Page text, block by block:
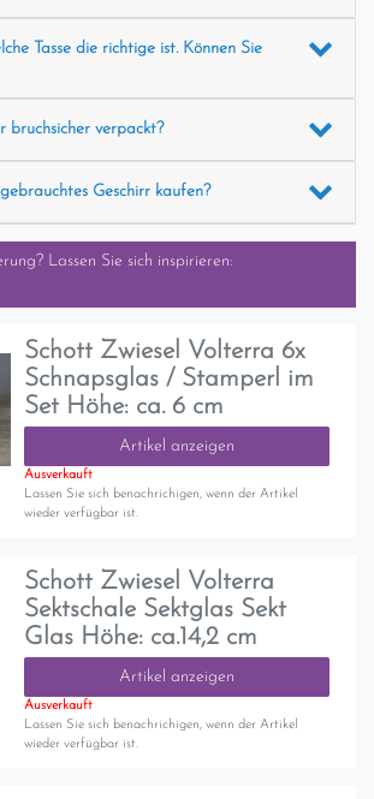
Tasse die richtige ist. Können Sie
bruchsicher verpackt?
Geschirr kaufen?
Lassen Sie sich inspirieren:
Schott Zwiesel Volterra 6x
Schnapsglas / Stamperl im
Set Höhe: ca. 6 cm
Artikel anzeigen
Ausverkauft
Lassen Sie sich benachrichigen, wenn der Artikel
wieder verfügbar ist.
Schott Zwiesel Volterra
Sektschale Sektglas Sekt
Glas Höhe: ca.14,2 cm
Artikel anzeigen
Ausverkauft
Lassen Sie sich benachrichigen, wenn der Artikel
wieder verfügbar ist.